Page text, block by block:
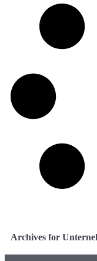
Archives for